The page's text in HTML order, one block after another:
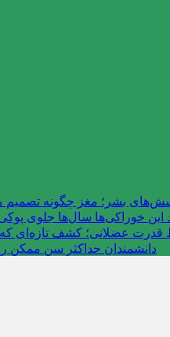
بشر؛ مغز چگونه
خوراکی‌ها سال‌ها جلوی
عضلانی؛ کشف تازه‌ای که
دانشمندان حداکثر سن ممکن